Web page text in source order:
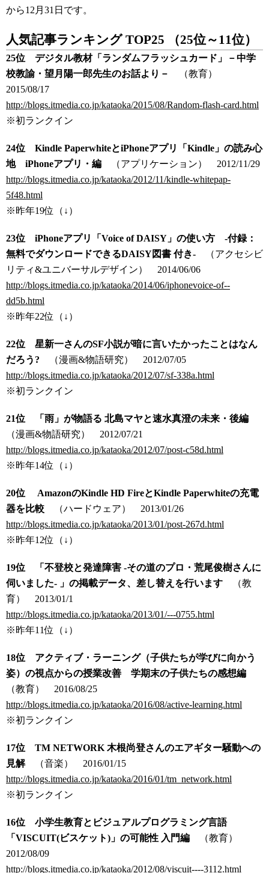
から12月31日です。
人気記事ランキング TOP25 （25位～11位）
25位 デジタル教材「ランダムフラッシュカード」－中学
校教諭・望月陽一郎先生のお話より－
（教育）
2015/08/17
http://blogs.itmedia.co.jp/kataoka/2015/08/Random-flash-card.html
※初ランクイン
24位 Kindle PaperwhiteとiPhoneアプリ「Kindle」の読み心
地 iPhoneアプリ・編 （アプリケーション） 2012/11/29
http://blogs.itmedia.co.jp/kataoka/2012/11/kindle-whitepap-
5f48.html
※昨年19位（↓）
23位 iPhoneアプリ「Voice of DAISY」の使い方 -付録：
無料でダウンロードできるDAISY図書 付き- （アクセシビ
リティ&ユニバーサルデザイン） 2014/06/06
http://blogs.itmedia.co.jp/kataoka/2014/06/iphonevoice-of--
dd5b.html
※昨年22位（↓）
22位 星新一さんのSF小説が暗に言いたかったことはなん
だろう? （漫画&物語研究） 2012/07/05
http://blogs.itmedia.co.jp/kataoka/2012/07/sf-338a.html
※初ランクイン
21位 「雨」が物語る 北島マヤと速水真澄の未来・後編
（漫画&物語研究） 2012/07/21
http://blogs.itmedia.co.jp/kataoka/2012/07/post-c58d.html
※昨年14位（↓）
20位 AmazonのKindle HD FireとKindle Paperwhiteの充電
器を比較 （ハードウェア） 2013/01/26
http://blogs.itmedia.co.jp/kataoka/2013/01/post-267d.html
※昨年12位（↓）
19位 「不登校と発達障害 -その道のプロ・荒尾俊樹さんに
伺いました- 」の掲載データ、差し替えを行います （教
育） 2013/01/1
http://blogs.itmedia.co.jp/kataoka/2013/01/---0755.html
※昨年11位（↓）
18位 アクティブ・ラーニング（子供たちが学びに向かう
姿）の視点からの授業改善 学期末の子供たちの感想編
（教育） 2016/08/25
http://blogs.itmedia.co.jp/kataoka/2016/08/active-learning.html
※初ランクイン
17位 TM NETWORK 木根尚登さんのエアギター騒動への
見解（音楽） 2016/01/15
http://blogs.itmedia.co.jp/kataoka/2016/01/tm_network.html
※初ランクイン
16位 小学生教育とビジュアルプログラミング言語
「VISCUIT(ビスケット)」の可能性 入門編 （教育）
2012/08/09
http://blogs.itmedia.co.jp/kataoka/2012/08/viscuit----3112.html